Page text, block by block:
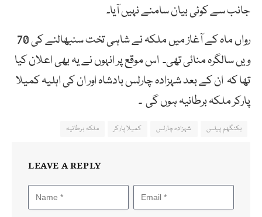
جانب سے کوئی بیان سامنے نہیں آیا۔
رواں ماہ کے آغاز میں ملکہ نے شاہی تخت سنبھالنے کی 70
ویں سالگرہ منائی تھی۔ اس موقع پر انہوں نے یہ بھی اعلان کیا
تھا کہ ان کے بعد شہزادہ چارلس بادشاہ اور ان کی اہلیہ کمیلا
پارکر ملکہ برطانیہ ہوں گی ۔
بکنگھم پیلس شہزادہ چارلس کمیلا پارکر ملکہ برطانیہ
LEAVE A REPLY